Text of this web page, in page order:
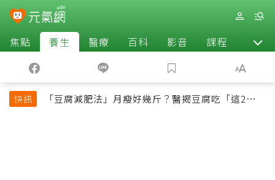
焦點 養生 醫療 百科 影音 課程 退休
快訊
「豆腐減肥法」月瘦好幾斤？醫揭豆腐吃「這2種最